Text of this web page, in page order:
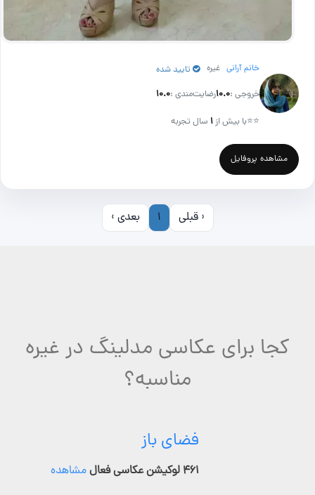
خانم آرانی غیره تایید شده
خروجی :۱۰.۰رضایت‌مندی :۱۰.۰
⭐⭐با بیش از ۱ سال تجربه
مشاهده پروفایل
‹ قبلی 1 بعدی ›
کجا برای عکاسی مدلینگ در غیره
مناسبه؟
فضای باز
۴۶۱ لوکیشن عکاسی فعال مشاهده